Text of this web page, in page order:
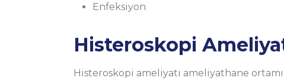
Enfeksiyon
Histeroskopi
Histeroskopi ameliyatı ameliyathane